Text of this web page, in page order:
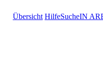
Übersicht HilfeSucheIN